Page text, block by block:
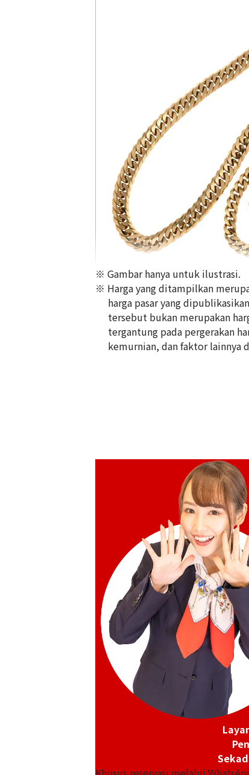
18K gold (K18) Kihei necklace
356,8g
18K gold (K18) Kihei necklace
※ Gambar hanya untuk ilustrasi.
※ Harga yang ditampilkan
harga pasar yang
tersebut bukan merupakan
tergantung pada pergerakan
kemurnian, dan faktor lainnya